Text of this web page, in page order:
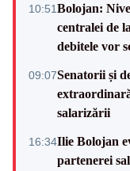
10:51Bolojan:
centralei de
debitele vor
09:07Senatorii și
salarizării
16:34Ilie Bolojan
partenerei